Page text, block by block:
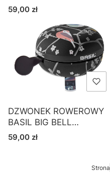
80mm
Cena
59,00 zł
DZWONEK ROWEROWY
BASIL BIG BELL
WANDERLUST 80mm
Cena
59,00 zł
Strona